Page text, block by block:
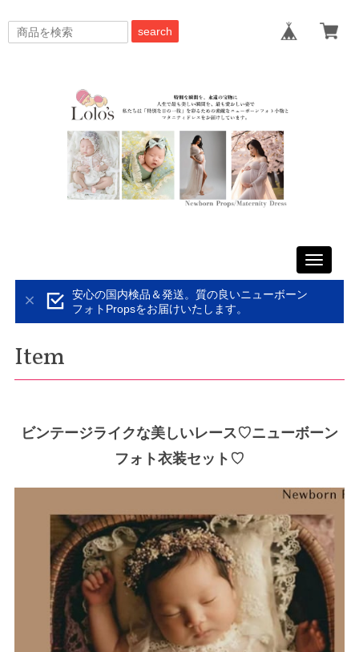
search
Toggle
安心の国内検品＆発送。質の良いニューボーン
フォトPropsをお届けいたします。
Item
ビンテージライクな美しいレース♡ニューボーン
フォト衣装セット♡